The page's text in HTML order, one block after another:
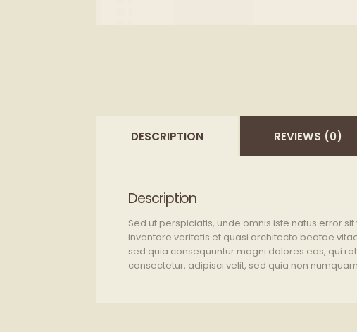
DESCRIPTION REVIEWS (0)
Description
Sed ut perspiciatis, unde omnis iste natus error
inventore veritatis et quasi architecto beatae
sed quia consequuntur magni dolores eos, qui
consectetur, adipisci velit, sed quia non